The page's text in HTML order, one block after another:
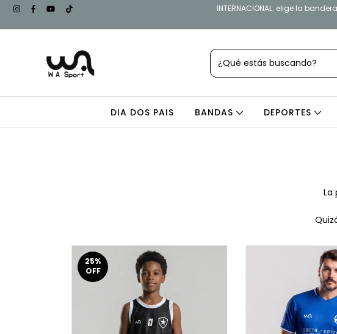
INTERNACIONAL: elige la
DIA DOS PAIS BANDAS DEPORTES
La
25%
OFF